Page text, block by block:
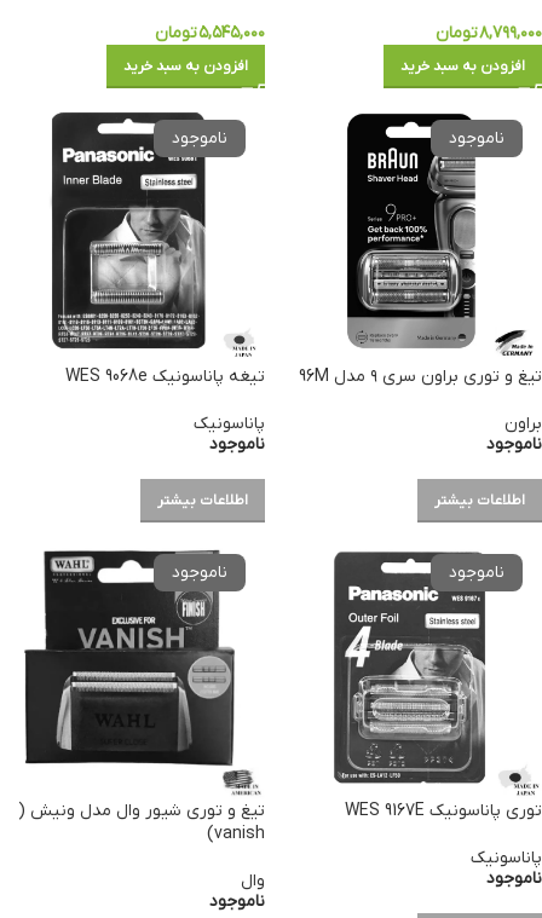
۸,۷۹۹,۰۰۰تومان
افزودن به سبد خرید
۵,۵۴۵,۰۰۰تومان
افزودن به سبد خرید
تیغ و توری براون سری ۹ مدل 96M
براون
ناموجود
اطلاعات بیشتر
تیغه پاناسونیک WES 9068e
پاناسونیک
ناموجود
اطلاعات بیشتر
توری پاناسونیک WES 9167E
پاناسونیک
ناموجود
تیغ و توری شیور وال مدل ونیش (
vanish)
وال
ناموجود